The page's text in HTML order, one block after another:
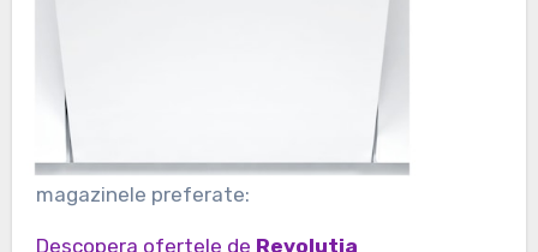
magazinele preferate:
Descopera ofertele de Revolutia